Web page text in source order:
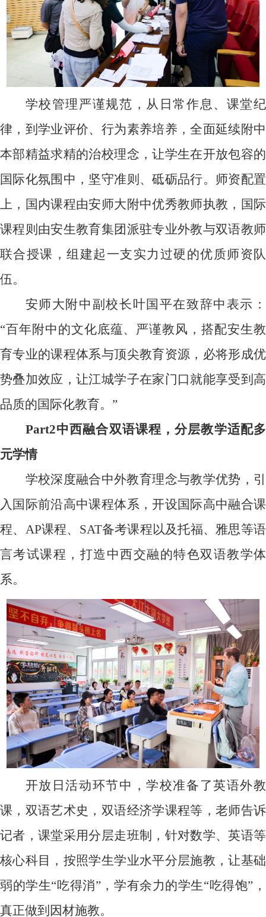
学校管理严谨规范，从日常作息、课堂纪
律，到学业评价、行为素养培养，全面延续附中
本部精益求精的治校理念，让学生在开放包容的
国际化氛围中，坚守准则、砥砺品行。师资配置
上，国内课程由安师大附中优秀教师执教，国际
课程则由安生教育集团派驻专业外教与双语教师
联合授课，组建起一支实力过硬的优质师资队
伍。
安师大附中副校长叶国平在致辞中表示：
“百年附中的文化底蕴、严谨教风，搭配安生教
育专业的课程体系与顶尖教育资源，必将形成优
势叠加效应，让江城学子在家门口就能享受到高
品质的国际化教育。”
Part2中西融合双语课程，分层教学适配多
元学情
学校深度融合中外教育理念与教学优势，引
入国际前沿高中课程体系，开设国际高中融合课
程、 AP课程、 SAT备考课程以及托福、雅思等语
言考试课程，打造中西交融的特色双语教学体
系。
开放日活动环节中，学校准备了英语外教
课，双语艺术史，双语经济学课程等，老师告诉
记者，课堂采用分层走班制，针对数学、英语等
核心科目，按照学生学业水平分层施教，让基础
弱的学生“吃得消”，学有余力的学生“吃得饱”，
真正做到因材施教。